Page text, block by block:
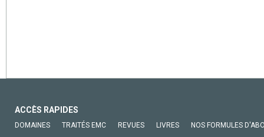
ACCÈS RAPIDES
DOMAINES TRAITÉS EMC REVUES LIVRES NOS FORMULES